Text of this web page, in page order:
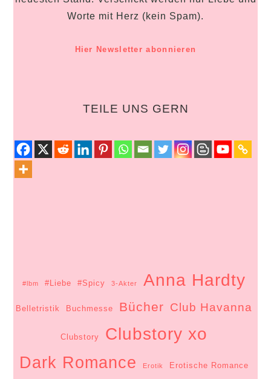
Worte mit Herz (kein Spam).
Hier Newsletter abonnieren
TEILE UNS GERN
#lbm #Liebe #Spicy 3-Akter Anna Hardty
Belletristik Buchmesse Bücher Club Havanna
Clubstory Clubstory xo
Dark Romance Erotik Erotische Romance